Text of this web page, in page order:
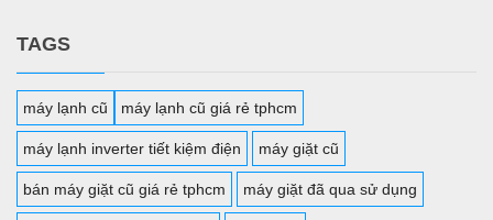
TAGS
máy lạnh cũ máy lạnh cũ giá rẻ tphcm
máy lạnh inverter tiết kiệm điện máy giặt cũ
bán máy giặt cũ giá rẻ tphcm máy giặt đã qua sử dụng